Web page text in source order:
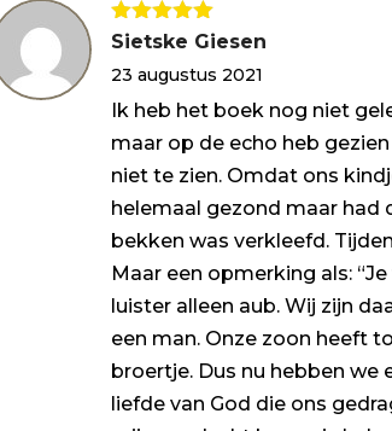
Gewaardeerd
Sietske Giesen
23 augustus 2021
Ik heb het boek nog niet
maar op de echo heb
niet te zien. Omdat ons
helemaal gezond maar had
bekken was verkleefd.
Maar een opmerking als:
luister alleen aub. Wij zijn
een man. Onze zoon heeft
broertje. Dus nu hebben we
liefde van God die ons